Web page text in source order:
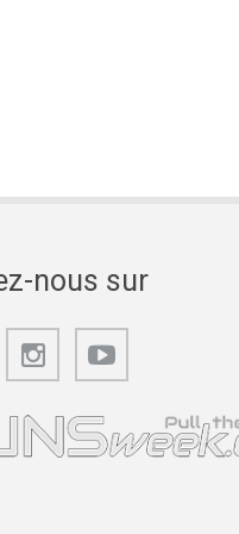
nous sur